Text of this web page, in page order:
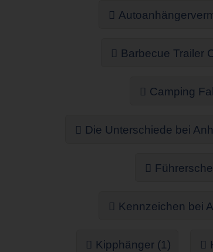
Barbecue Trailer
Camping
Die Unterschiede bei
Kennzeichen bei
Kipphänger (1)